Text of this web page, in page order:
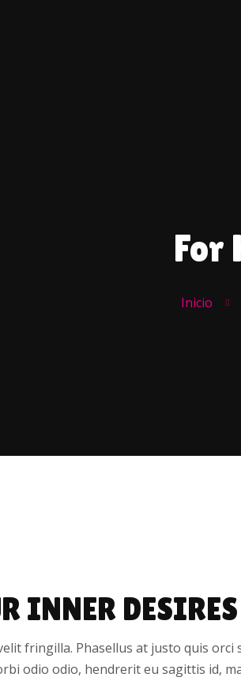
For
Inicio
INNER DESIRES
fringilla. Phasellus at justo quis orci
odio odio, hendrerit eu sagittis id,